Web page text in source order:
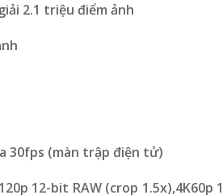
2.1 triệu điểm ảnh
30fps (màn trập điện tử)
12-bit RAW (crop 1.5x),4K60p